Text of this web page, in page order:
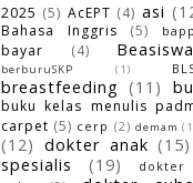
2025 (5) AcEPT (4) asi
Bahasa Inggris (5)
bayar (4) Beasiswa
berburuSKP (1)
breastfeeding (11)
buku kelas menulis
carpet (5) cerp (2) demam
(12) dokter anak (15)
spesialis
(19)
dokter